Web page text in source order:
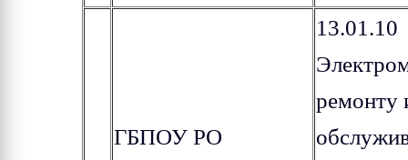
ГБПОУ РО
13.01.10
ремонту